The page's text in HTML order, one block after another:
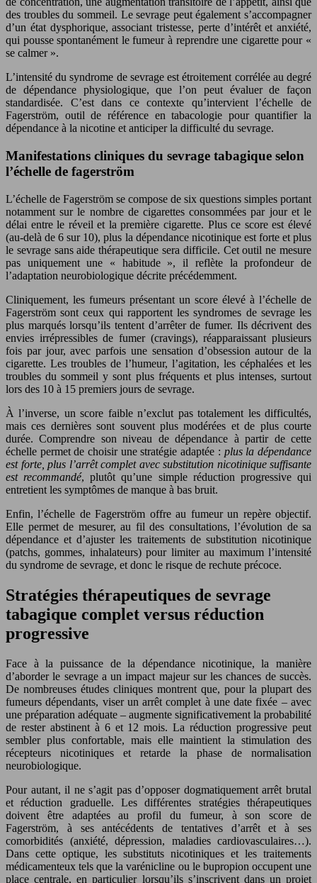
des troubles du sommeil. Le sevrage peut également s’accompagner
d’un état dysphorique, associant tristesse, perte d’intérêt et anxiété,
qui pousse spontanément le fumeur à reprendre une cigarette pour «
se calmer ».
L’intensité du syndrome de sevrage est étroitement corrélée au degré
de dépendance physiologique, que l’on peut évaluer de façon
standardisée. C’est dans ce contexte qu’intervient l’échelle de
Fagerström, outil de référence en tabacologie pour quantifier la
dépendance à la nicotine et anticiper la difficulté du sevrage.
Manifestations cliniques du sevrage tabagique selon
l’échelle de fagerström
L’échelle de Fagerström se compose de six questions simples portant
notamment sur le nombre de cigarettes consommées par jour et le
délai entre le réveil et la première cigarette. Plus ce score est élevé
(au-delà de 6 sur 10), plus la dépendance nicotinique est forte et plus
le sevrage sans aide thérapeutique sera difficile. Cet outil ne mesure
pas uniquement une « habitude », il reflète la profondeur de
l’adaptation neurobiologique décrite précédemment.
Cliniquement, les fumeurs présentant un score élevé à l’échelle de
Fagerström sont ceux qui rapportent les syndromes de sevrage les
plus marqués lorsqu’ils tentent d’arrêter de fumer. Ils décrivent des
envies irrépressibles de fumer (cravings), réapparaissant plusieurs
fois par jour, avec parfois une sensation d’obsession autour de la
cigarette. Les troubles de l’humeur, l’agitation, les céphalées et les
troubles du sommeil y sont plus fréquents et plus intenses, surtout
lors des 10 à 15 premiers jours de sevrage.
À l’inverse, un score faible n’exclut pas totalement les difficultés,
mais ces dernières sont souvent plus modérées et de plus courte
durée. Comprendre son niveau de dépendance à partir de cette
échelle permet de choisir une stratégie adaptée : plus la dépendance
est forte, plus l’arrêt complet avec substitution nicotinique suffisante
est recommandé, plutôt qu’une simple réduction progressive qui
entretient les symptômes de manque à bas bruit.
Enfin, l’échelle de Fagerström offre au fumeur un repère objectif.
Elle permet de mesurer, au fil des consultations, l’évolution de sa
dépendance et d’ajuster les traitements de substitution nicotinique
(patchs, gommes, inhalateurs) pour limiter au maximum l’intensité
du syndrome de sevrage, et donc le risque de rechute précoce.
Stratégies thérapeutiques de sevrage
tabagique complet versus réduction
progressive
Face à la puissance de la dépendance nicotinique, la manière
d’aborder le sevrage a un impact majeur sur les chances de succès.
De nombreuses études cliniques montrent que, pour la plupart des
fumeurs dépendants, viser un arrêt complet à une date fixée – avec
une préparation adéquate – augmente significativement la probabilité
de rester abstinent à 6 et 12 mois. La réduction progressive peut
sembler plus confortable, mais elle maintient la stimulation des
récepteurs nicotiniques et retarde la phase de normalisation
neurobiologique.
Pour autant, il ne s’agit pas d’opposer dogmatiquement arrêt brutal
et réduction graduelle. Les différentes stratégies thérapeutiques
doivent être adaptées au profil du fumeur, à son score de
Fagerström, à ses antécédents de tentatives d’arrêt et à ses
comorbidités (anxiété, dépression, maladies cardiovasculaires…).
Dans cette optique, les substituts nicotiniques et les traitements
médicamenteux tels que la varénicline ou le bupropion occupent une
place centrale, en particulier lorsqu’ils s’inscrivent dans un projet